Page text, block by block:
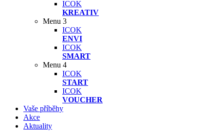
ICOK
KREATIV
Menu 3
ICOK
ENVI
ICOK
SMART
Menu 4
ICOK
START
ICOK
VOUCHER
Vaše příběhy
Akce
Aktuality